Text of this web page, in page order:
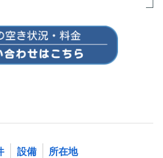
設備 所在地